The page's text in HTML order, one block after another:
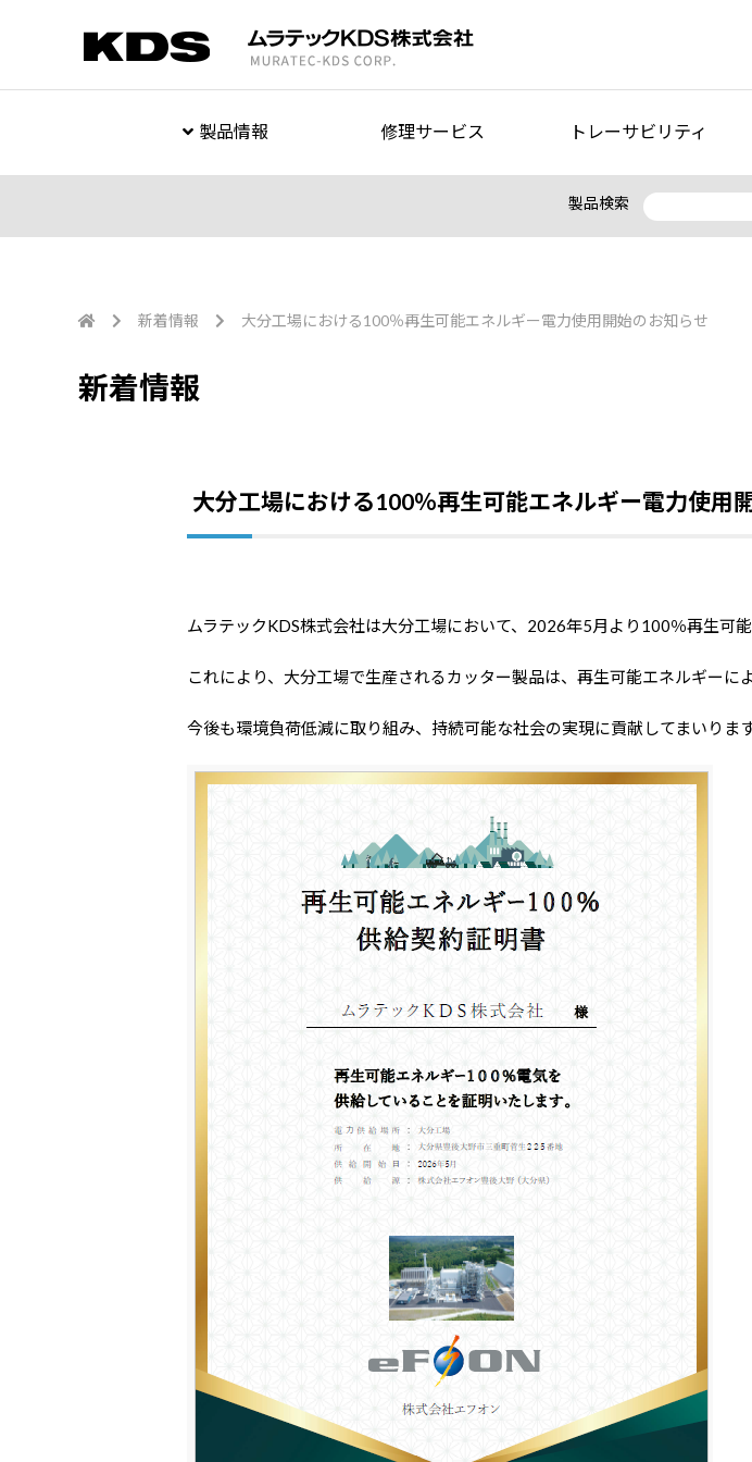
製品情報 修理サービス トレーサビリティ
製品検索
新着情報 大分工場における100％再生可能エネルギー電力使用開始のお知らせ
新着情報
大分工場における100％再生可能エネルギー電力使用
ムラテックKDS株式会社は大分工場において、2026年5月より100％再生可
これにより、大分工場で生産されるカッター製品は、再生可能エネルギーに
今後も環境負荷低減に取り組み、持続可能な社会の実現に貢献してまいります